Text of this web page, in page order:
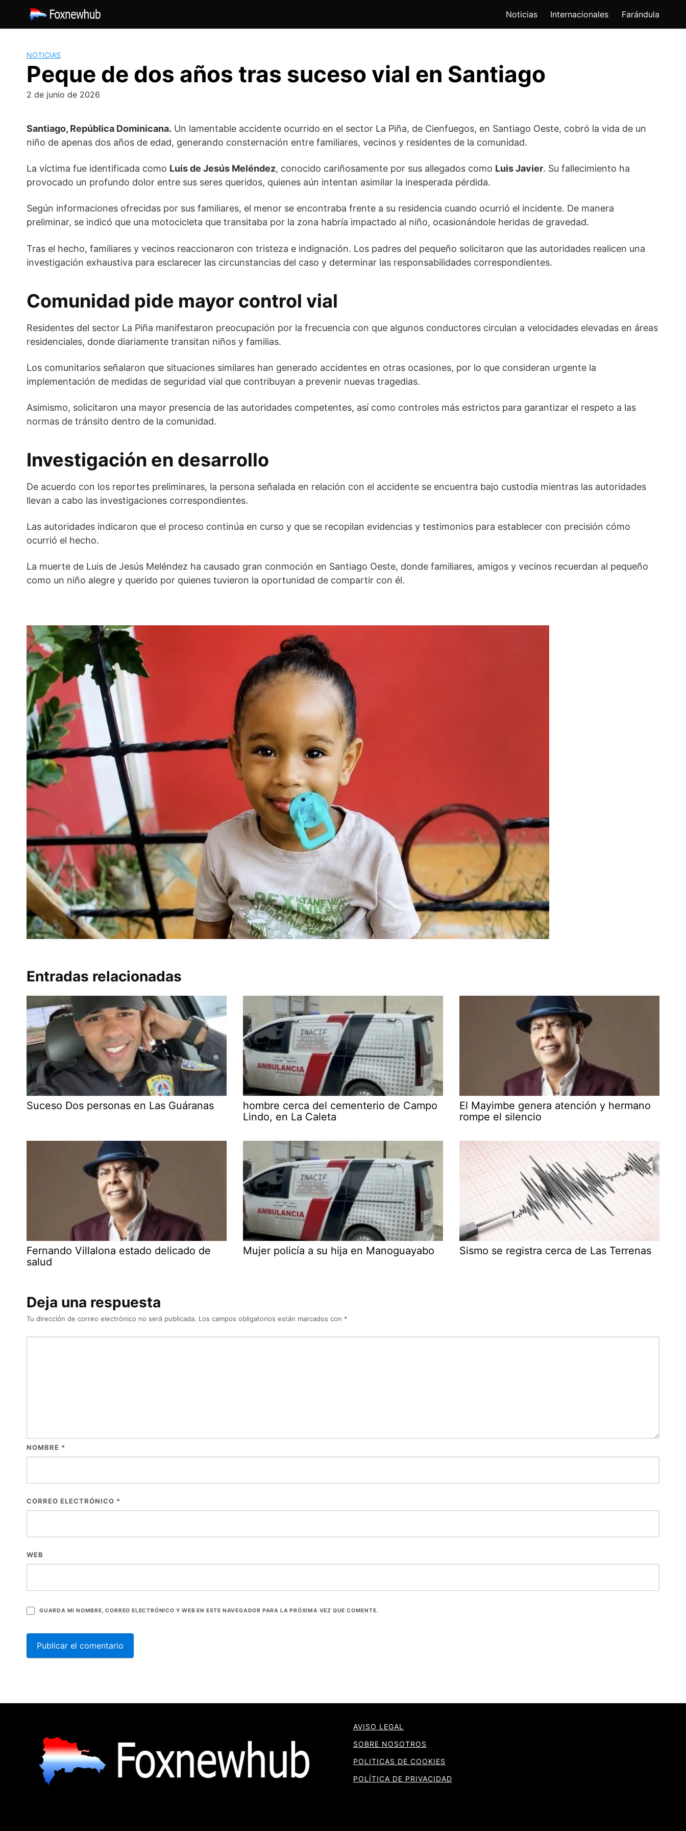
contenido
Noticias Internacionales Farándula
NOTICIAS
Peque de dos años tras suceso vial en Santiago
2 de junio de 2026
Santiago, República Dominicana. Un lamentable accidente ocurrido en el sector La Piña, de Cienfuegos, en Santiago Oeste, cobró la vida de un
niño de apenas dos años de edad, generando consternación entre familiares, vecinos y residentes de la comunidad.
La víctima fue identificada como Luis de Jesús Meléndez, conocido cariñosamente por sus allegados como Luis Javier. Su fallecimiento ha
provocado un profundo dolor entre sus seres queridos, quienes aún intentan asimilar la inesperada pérdida.
Según informaciones ofrecidas por sus familiares, el menor se encontraba frente a su residencia cuando ocurrió el incidente. De manera
preliminar, se indicó que una motocicleta que transitaba por la zona habría impactado al niño, ocasionándole heridas de gravedad.
Tras el hecho, familiares y vecinos reaccionaron con tristeza e indignación. Los padres del pequeño solicitaron que las autoridades realicen una
investigación exhaustiva para esclarecer las circunstancias del caso y determinar las responsabilidades correspondientes.
Comunidad pide mayor control vial
Residentes del sector La Piña manifestaron preocupación por la frecuencia con que algunos conductores circulan a velocidades elevadas en áreas
residenciales, donde diariamente transitan niños y familias.
Los comunitarios señalaron que situaciones similares han generado accidentes en otras ocasiones, por lo que consideran urgente la
implementación de medidas de seguridad vial que contribuyan a prevenir nuevas tragedias.
Asimismo, solicitaron una mayor presencia de las autoridades competentes, así como controles más estrictos para garantizar el respeto a las
normas de tránsito dentro de la comunidad.
Investigación en desarrollo
De acuerdo con los reportes preliminares, la persona señalada en relación con el accidente se encuentra bajo custodia mientras las autoridades
llevan a cabo las investigaciones correspondientes.
Las autoridades indicaron que el proceso continúa en curso y que se recopilan evidencias y testimonios para establecer con precisión cómo
ocurrió el hecho.
La muerte de Luis de Jesús Meléndez ha causado gran conmoción en Santiago Oeste, donde familiares, amigos y vecinos recuerdan al pequeño
como un niño alegre y querido por quienes tuvieron la oportunidad de compartir con él.
Entradas relacionadas
Suceso Dos personas en Las Guáranas
hombre cerca del cementerio de Campo
Lindo, en La Caleta
El Mayimbe genera atención y hermano
rompe el silencio
Fernando Villalona estado delicado de
salud
Mujer policía a su hija en Manoguayabo Sismo se registra cerca de Las Terrenas
Deja una respuesta
Tu dirección de correo electrónico no será publicada. Los campos obligatorios están marcados con *
NOMBRE *
CORREO ELECTRÓNICO *
WEB
GUARDA MI NOMBRE, CORREO ELECTRÓNICO Y WEB EN ESTE NAVEGADOR PARA LA PRÓXIMA VEZ QUE COMENTE.
AVISO LEGAL
SOBRE NOSOTROS
POLITICAS DE COOKIES
POLÍTICA DE PRIVACIDAD